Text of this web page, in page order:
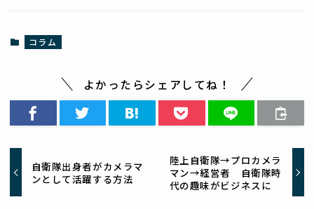
コラム
よかったらシェアしてね！
自衛隊出身者がカメラマ
ンとして活躍する方法
陸上自衛隊→プロカメラ
マン→経営者 自衛隊時
代の趣味がビジネスに